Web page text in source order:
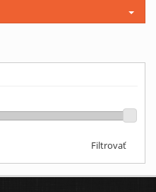
Filtrovať